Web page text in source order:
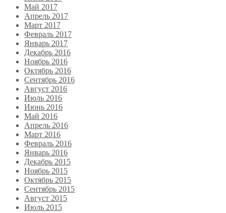
Май 2017
Апрель 2017
Март 2017
Февраль 2017
Январь 2017
Декабрь 2016
Ноябрь 2016
Октябрь 2016
Сентябрь 2016
Август 2016
Июль 2016
Июнь 2016
Май 2016
Апрель 2016
Март 2016
Февраль 2016
Январь 2016
Декабрь 2015
Ноябрь 2015
Октябрь 2015
Сентябрь 2015
Август 2015
Июль 2015